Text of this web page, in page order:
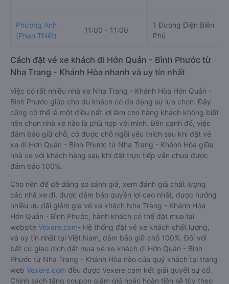
Phương Anh
(Phan Thiết)
11:00 - 11:00
1 Đường Điện Biên
Phủ
Cách đặt vé xe khách đi Hớn Quản - Bình Phước từ
Nha Trang - Khánh Hòa nhanh và uy tín nhất
Việc có rất nhiều nhà xe Nha Trang - Khánh Hòa Hớn Quản -
Bình Phước giúp cho du khách có đa dạng sự lựa chọn. Đây
cũng có thể là một điều bất lợi làm cho hàng khách không biết
nên chọn nhà xe nào là phù hợp với mình. Bên cạnh đó, việc
đảm bảo giữ chỗ, có được chỗ ngồi yêu thích sau khi đặt vé
xe đi Hớn Quản - Bình Phước từ Nha Trang - Khánh Hòa giữa
nhà xe với khách hàng sau khi đặt trực tiếp vẫn chưa được
đảm bảo 100%.
Cho nên để dễ dàng so sánh giá, xem đánh giá chất lượng
các nhà xe đi, được đảm bảo quyền lợi cao nhất, được hưởng
nhiều ưu đãi giảm giá vé xe khách Nha Trang - Khánh Hòa
Hớn Quản - Bình Phước, hành khách có thể đặt mua tại
website Vexere.com- Hệ thống đặt vé xe khách chất lượng,
và uy tín nhất tại Việt Nam, đảm bảo giữ chỗ 100%. Đối với
bất cứ giao dịch đặt mua vé xe khách đi Hớn Quản - Bình
Phước từ Nha Trang - Khánh Hòa nào của quý khách tại trang
web Vexere.com đều được Vexere cam kết giải quyết sự cố.
Chính sách tặng coupon giảm giá hoặc hoàn tiền sẽ tùy theo